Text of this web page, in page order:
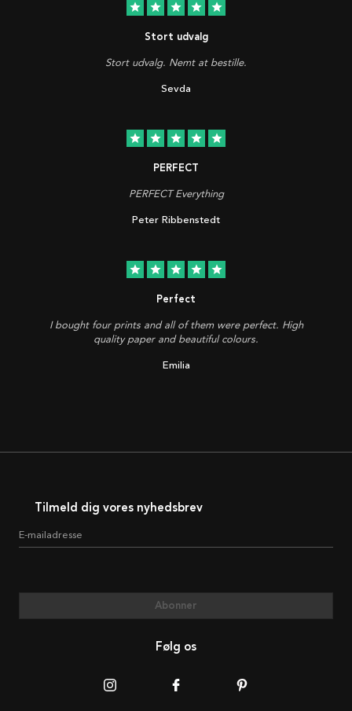
star star star star star
Stort udvalg
Stort udvalg. Nemt at bestille.
Sevda
star star star star star
PERFECT
PERFECT Everything
Peter Ribbenstedt
star star star star star
Perfect
I bought four prints and all of them were perfect. High
quality paper and beautiful colours.
Emilia
Tilmeld dig vores nyhedsbrev
E-mailadresse
Abonner
Følg os